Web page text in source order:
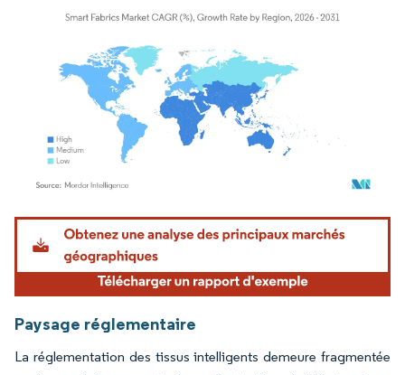
Image © Mordor Intelligence. La réutilisation nécessite une attribution sous CC BY
Paysage réglementaire
La réglementation des tissus intelligents demeure fragmentée